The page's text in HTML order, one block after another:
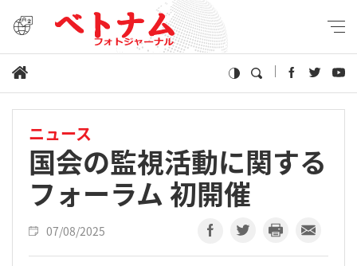
ニュース
国会の監視活動に関する
フォーラム 初開催
07/08/2025